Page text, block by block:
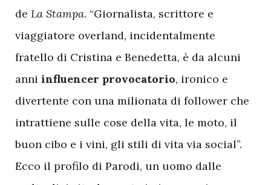
de La Stampa. “Giornalista, scrittore e
viaggiatore overland, incidentalmente
fratello di Cristina e Benedetta, è da alcuni
anni influencer provocatorio, ironico e
divertente con una milionata di follower che
intrattiene sulle cose della vita, le moto, il
buon cibo e i vini, gli stili di vita via social”.
Ecco il profilo di Parodi, un uomo dalle